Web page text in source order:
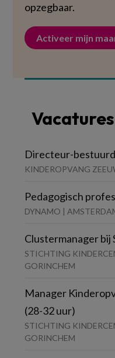
opzegbaar.
Activeer mijn
Vacatures
Directeur-
KINDEROPVANG
Pedagogisch
DYNAMO |
Clustermanager bij
STICHTING
GORINCHEM
Manager
(28-32 uur)
STICHTING
GORINCHEM